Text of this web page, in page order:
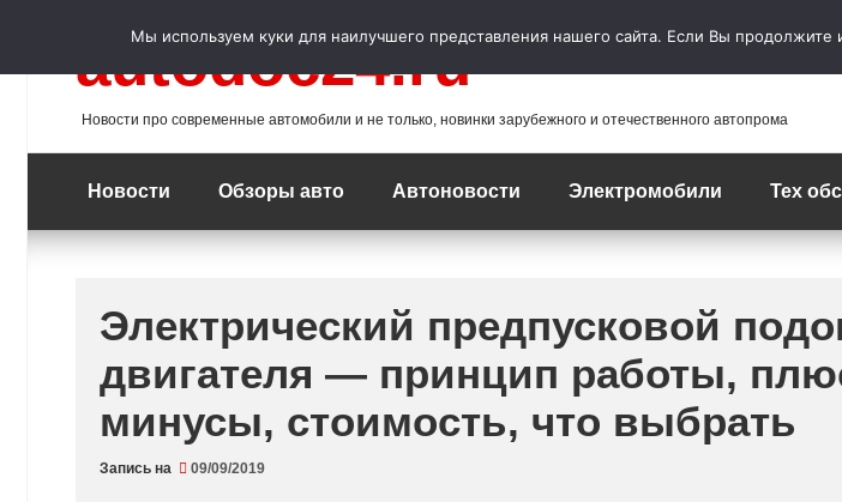
autodoc24.ru
Новости про современные автомобили и не только, новинки зарубежного и отечественного автопрома
Новости Обзоры авто Автоновости Электромобили Тех
Электрический предпусковой
двигателя — принцип работы,
минусы, стоимость, что выбрать
Запись на 09/09/2019
Мы используем куки для наилучшего представления нашего сайта. Если Вы продолжите